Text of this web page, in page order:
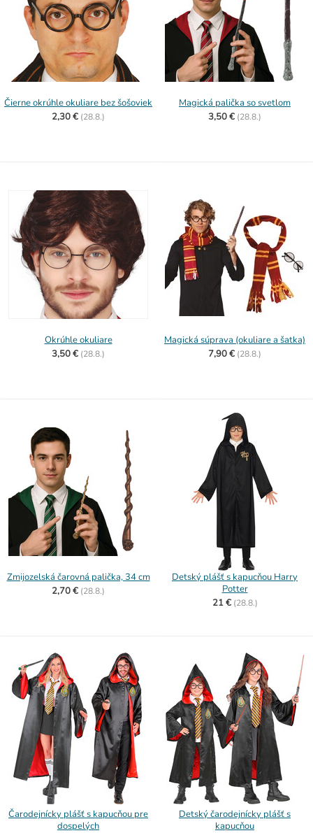
Čierne okrúhle okuliare bez šošoviek
2,30 € (28.8.)
Magická palička so svetlom
3,50 € (28.8.)
Okrúhle okuliare
3,50 € (28.8.)
Magická súprava (okuliare a šatka)
7,90 € (28.8.)
Zmijozelská čarovná palička, 34 cm
2,70 € (28.8.)
Detský plášť s kapucňou Harry
Potter
21 € (28.8.)
Čarodejnícky plášť s kapucňou pre
dospelých
Detský čarodejnícky plášť s
kapucňou